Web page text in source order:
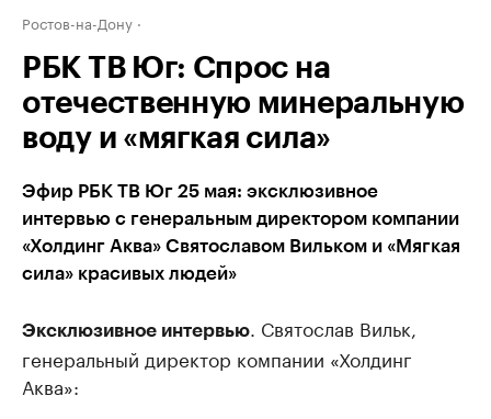
Ростов-на-Дону
РБК ТВ Юг: Спрос на
отечественную минеральную
воду и «мягкая сила»
Эфир РБК ТВ Юг 25 мая: эксклюзивное
интервью с генеральным директором компании
«Холдинг Аква» Святославом Вильком и «Мягкая
сила» красивых людей»
Эксклюзивное интервью
. Святослав Вильк,
генеральный директор компании «Холдинг
Аква»: